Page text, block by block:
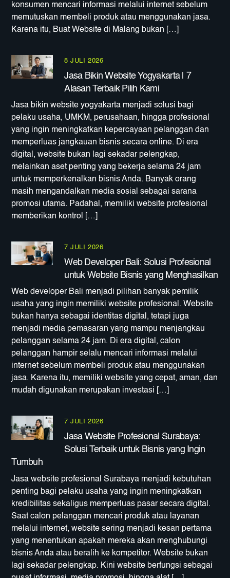
konsumen mencari informasi melalui internet sebelum
memutuskan membeli produk atau menggunakan jasa.
Karena itu, Buat Website di Malang bukan […]
8 JULI 2026
Jasa Bikin Website Yogyakarta | 7
Alasan Terbaik Pilih Kami
Jasa bikin website yogyakarta menjadi solusi bagi
pelaku usaha, UMKM, perusahaan, hingga profesional
yang ingin meningkatkan kepercayaan pelanggan dan
memperluas jangkauan bisnis secara online. Di era
digital, website bukan lagi sekadar pelengkap,
melainkan aset penting yang bekerja selama 24 jam
untuk memperkenalkan bisnis Anda. Banyak orang
masih mengandalkan media sosial sebagai sarana
promosi utama. Padahal, memiliki website profesional
memberikan kontrol […]
7 JULI 2026
Web Developer Bali: Solusi Profesional
untuk Website Bisnis yang Menghasilkan
Web developer Bali menjadi pilihan banyak pemilik
usaha yang ingin memiliki website profesional. Website
bukan hanya sebagai identitas digital, tetapi juga
menjadi media pemasaran yang mampu menjangkau
pelanggan selama 24 jam. Di era digital, calon
pelanggan hampir selalu mencari informasi melalui
internet sebelum membeli produk atau menggunakan
jasa. Karena itu, memiliki website yang cepat, aman, dan
mudah digunakan merupakan investasi […]
7 JULI 2026
Jasa Website Profesional Surabaya:
Solusi Terbaik untuk Bisnis yang Ingin
Tumbuh
Jasa website profesional Surabaya menjadi kebutuhan
penting bagi pelaku usaha yang ingin meningkatkan
kredibilitas sekaligus memperluas pasar secara digital.
Saat calon pelanggan mencari produk atau layanan
melalui internet, website sering menjadi kesan pertama
yang menentukan apakah mereka akan menghubungi
bisnis Anda atau beralih ke kompetitor. Website bukan
lagi sekadar pelengkap. Kini website berfungsi sebagai